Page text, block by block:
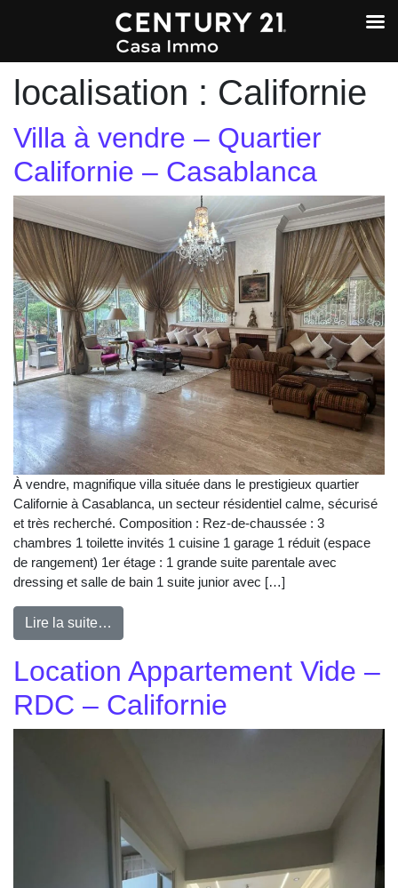
localisation : Californie
Villa à vendre – Quartier
Californie – Casablanca
À vendre, magnifique villa située dans le prestigieux quartier
Californie à Casablanca, un secteur résidentiel calme, sécurisé
et très recherché. Composition : Rez-de-chaussée : 3
chambres 1 toilette invités 1 cuisine 1 garage 1 réduit (espace
de rangement) 1er étage : 1 grande suite parentale avec
dressing et salle de bain 1 suite junior avec […]
Lire la suite…
Location Appartement Vide –
RDC – Californie